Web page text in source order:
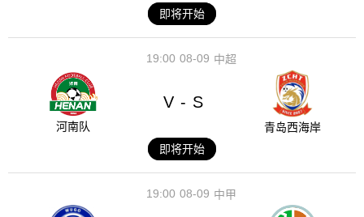
即将开始
08-09
19:00 中超
河南队
V - S
青岛西海岸
即将开始
08-09
19:00 中甲